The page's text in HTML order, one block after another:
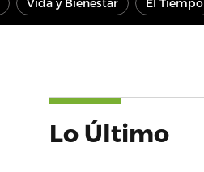
Vida y Bienestar El Tiempo
Lo Último